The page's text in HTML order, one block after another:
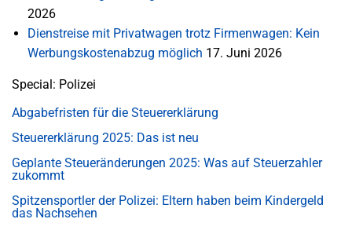
2026
Dienstreise mit Privatwagen trotz Firmenwagen: Kein
Werbungskostenabzug möglich 17. Juni 2026
Special: Polizei
Abgabefristen für die Steuererklärung
Steuererklärung 2025: Das ist neu
Geplante Steueränderungen 2025: Was auf Steuerzahler
zukommt
Spitzensportler der Polizei: Eltern haben beim Kindergeld
das Nachsehen